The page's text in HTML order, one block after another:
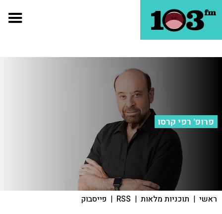
פרופ' רפי קרסו
ראשי | תוכניות מלאות |
RSS
| פייסבוק